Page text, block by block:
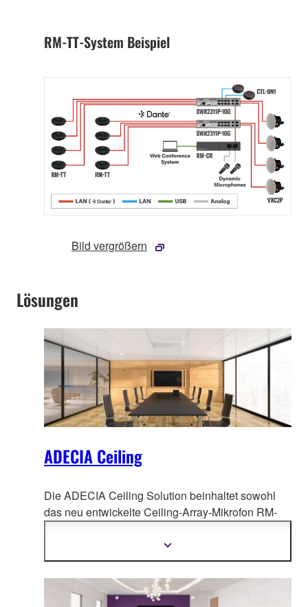
RM-TT-System Beispiel
Bild vergrößern
Lösungen
ADECIA Ceiling
Die ADECIA Ceiling Solution beinhaltet sowohl
das neu entwickelte Ceiling-Array-Mikrofon RM-
als auch einen bewährten PoE-Netzwerk-Switch
und Dante-PoE-Aktivlautsprecher.
Mehr